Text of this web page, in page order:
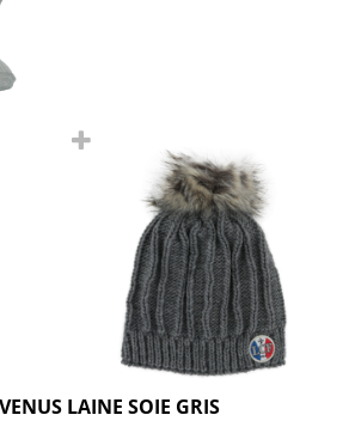
LAINE SOIE GRIS